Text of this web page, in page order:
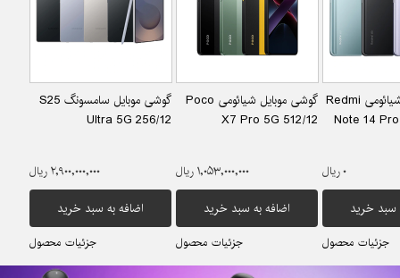
گوشی موبایل سامسونگ S25
Ultra 5G 256/12
۲,۹۰۰,۰۰۰,۰۰۰ ریال
اضافه به سبد خرید
جزئیات محصول
گوشی موبایل شیائومی Poco
X7 Pro 5G 512/12
۱,۰۵۳,۰۰۰,۰۰۰ ریال
اضافه به سبد خرید
جزئیات محصول
گوشی موبایل شیائومی Redmi
Note 14
۰ ریال
سبد خرید
جزئیات محصول